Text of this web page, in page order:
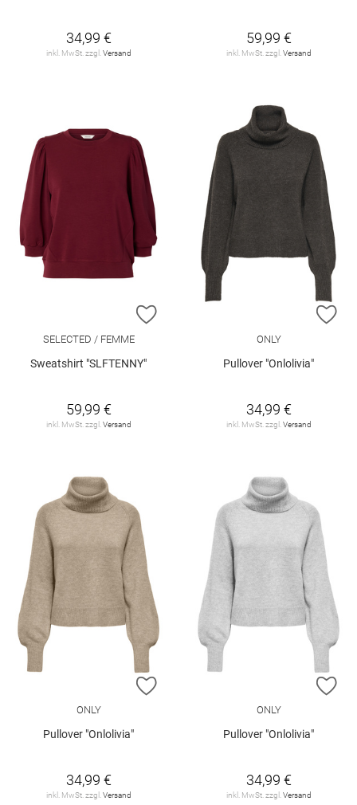
34,99 €
inkl. MwSt. zzgl. Versand
59,99 €
inkl. MwSt. zzgl. Versand
ZUR WUNSCHLISTE HINZUFÜGEN
SELECTED / FEMME
Sweatshirt "SLFTENNY"
59,99 €
inkl. MwSt. zzgl. Versand
ONLY
Pullover "Onlolivia"
34,99 €
inkl. MwSt. zzgl. Versand
ZUR WUNSCHLISTE HINZUFÜGEN
ONLY
Pullover "Onlolivia"
34,99 €
inkl. MwSt. zzgl. Versand
ONLY
Pullover "Onlolivia"
34,99 €
inkl. MwSt. zzgl. Versand